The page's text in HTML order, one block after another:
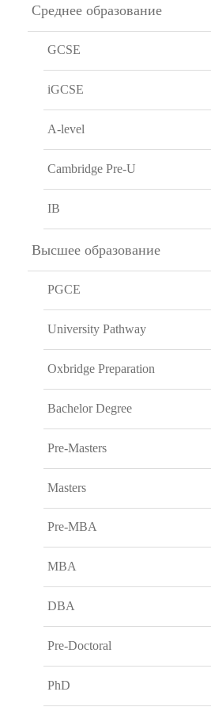
Среднее образование
GCSE
iGCSE
A-level
Cambridge Pre-U
IB
Высшее образование
PGCE
University Pathway
Oxbridge Preparation
Bachelor Degree
Pre-Masters
Masters
Pre-MBA
MBA
DBA
Pre-Doctoral
PhD